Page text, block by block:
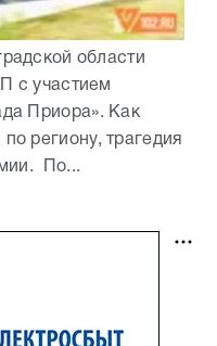
области
с участием
Приора». Как
региону, трагедия
По...